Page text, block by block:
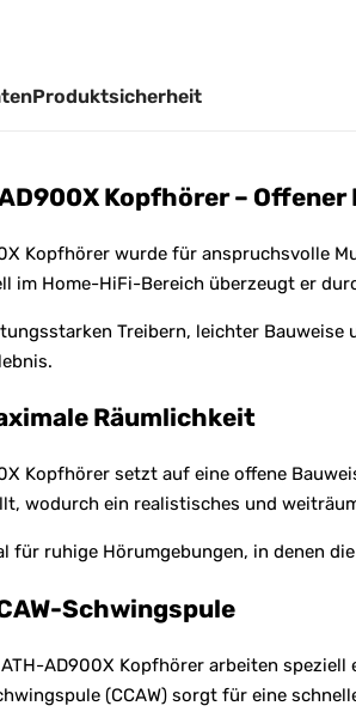
Produktsicherheit
Kopfhörer –
Kopfhörer wurde für anspruchsvolle
im Home-HiFi-Bereich überzeugt er
Treibern, leichter
Räumlichkeit
Kopfhörer setzt auf eine offene
wodurch ein realistisches und
für ruhige Hörumgebungen, in denen
Schwingspule
AD900X Kopfhörer arbeiten
(CCAW) sorgt für eine